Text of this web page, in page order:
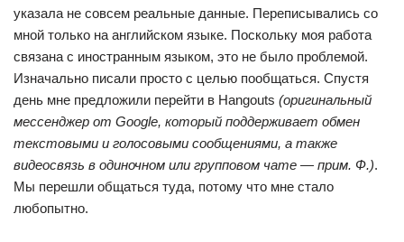
указала не совсем реальные данные. Переписывались со
мной только на английском языке. Поскольку моя работа
связана с иностранным языком, это не было проблемой.
Изначально писали просто с целью пообщаться. Спустя
день мне предложили перейти в Hangouts (оригинальный
мессенджер от Google, который поддерживает обмен
текстовыми и голосовыми сообщениями, а также
видеосвязь в одиночном или групповом чате — прим. Ф.).
Мы перешли общаться туда, потому что мне стало
любопытно.